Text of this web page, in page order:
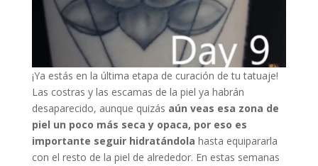
¡Ya estás en la última etapa de curación de tu tatuaje!
Las costras y las escamas de la piel ya habrán
desaparecido, aunque quizás aún veas esa zona de
piel un poco más seca y opaca, por eso es
importante seguir hidratándola hasta equipararla
con el resto de la piel de alrededor. En estas semanas